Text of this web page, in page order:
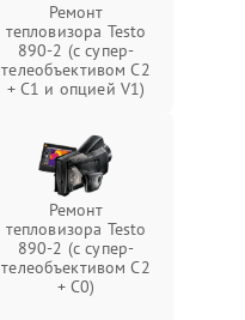
Ремонт
тепловизора Testo
890-2 (c супер-
телеобъективом C2
+ C1 и опцией V1)
Ремонт
тепловизора Testo
890-2 (c супер-
телеобъективом C2
+ C0)